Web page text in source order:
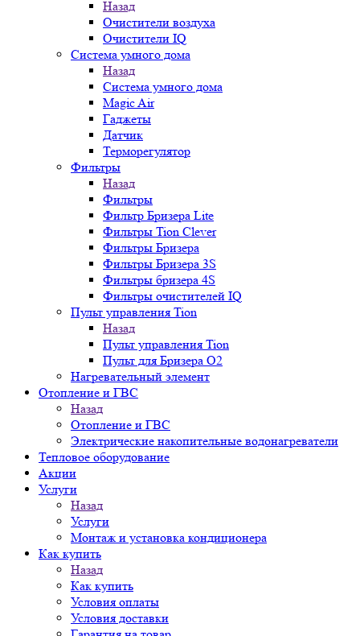
Назад
Очистители воздуха
Очистители IQ
Система умного дома
Назад
Система умного дома
Magic Air
Гаджеты
Датчик
Терморегулятор
Фильтры
Назад
Фильтры
Фильтр Бризера Lite
Фильтры Tion Clever
Фильтры Бризера
Фильтры Бризера 3S
Фильтры бризера 4S
Фильтры очистителей IQ
Пульт управления Tion
Назад
Пульт управления Tion
Пульт для Бризера O2
Нагревательный элемент
Отопление и ГВС
Назад
Отопление и ГВС
Электрические накопительные водонагреватели
Тепловое оборудование
Акции
Услуги
Назад
Услуги
Монтаж и установка кондиционера
Как купить
Назад
Как купить
Условия оплаты
Условия доставки